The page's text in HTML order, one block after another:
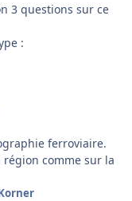
3 questions sur ce
:
ferroviaire.
comme sur la